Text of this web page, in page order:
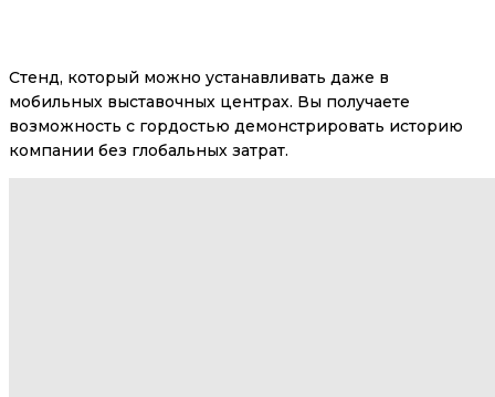
Стенд, который можно устанавливать даже в
мобильных выставочных центрах. Вы получаете
возможность с гордостью демонстрировать историю
компании без глобальных затрат.